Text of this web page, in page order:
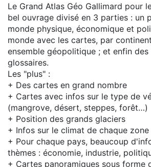
Le Grand Atlas Géo Gallimard pour
bel ouvrage divisé en 3 parties : un
monde physique, économique et
monde avec les cartes, par
ensemble géopolitique ; et enfin des
glossaires.
Les "plus" :
+ Des cartes en grand nombre
+ Cartes avec infos sur le type de
(mangrove, désert, steppes, forêt…)
+ Position des grands glaciers
+ Infos sur le climat de chaque zone
+ Pour chaque pays, beaucoup
thèmes : économie, industrie,
+ Cartes panoramiques sous forme